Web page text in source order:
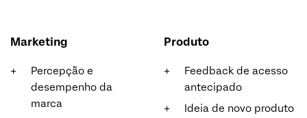
Marketing
Percepção e
desempenho da
marca
Produto
Feedback de acesso
antecipado
Ideia de novo produto